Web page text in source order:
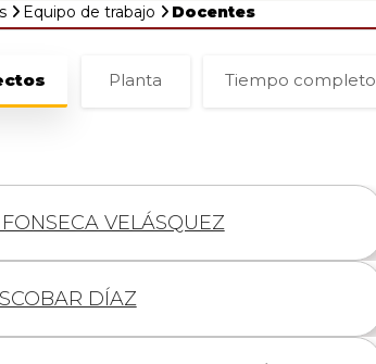
Equipo de trabajo Docentes
Planta Tiempo completo
VELÁSQUEZ
DÍAZ